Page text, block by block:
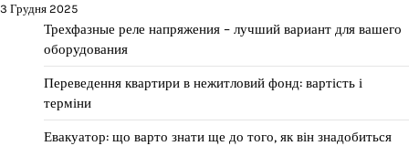
3 Грудня 2025
Трехфазные реле напряжения – лучший вариант для вашего
оборудования
Переведення квартири в нежитловий фонд: вартість і
терміни
Евакуатор: що варто знати ще до того, як він знадобиться